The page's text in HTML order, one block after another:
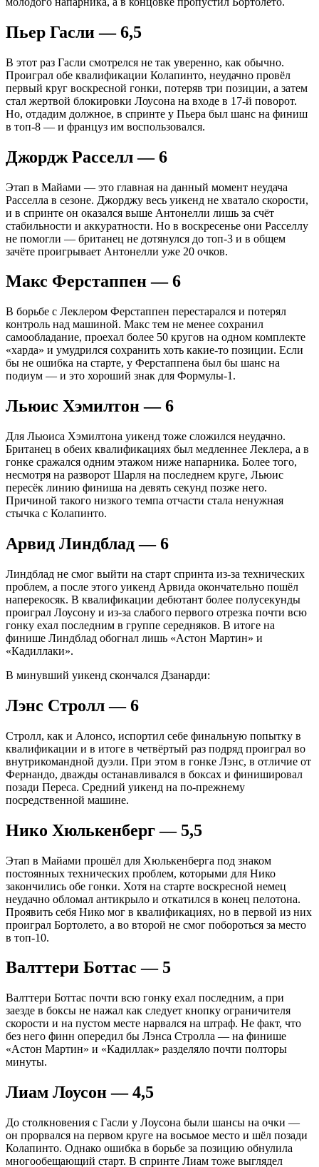
Пьер Гасли — 6,5
В этот раз Гасли смотрелся не так уверенно, как обычно.
Проиграл обе квалификации Колапинто, неудачно провёл
первый круг воскресной гонки, потеряв три позиции, а затем
стал жертвой блокировки Лоусона на входе в 17-й поворот.
Но, отдадим должное, в спринте у Пьера был шанс на финиш
в топ-8 — и француз им воспользовался.
Джордж Расселл — 6
Этап в Майами — это главная на данный момент неудача
Расселла в сезоне. Джорджу весь уикенд не хватало скорости,
и в спринте он оказался выше Антонелли лишь за счёт
стабильности и аккуратности. Но в воскресенье они Расселлу
не помогли — британец не дотянулся до топ-3 и в общем
зачёте проигрывает Антонелли уже 20 очков.
Макс Ферстаппен — 6
В борьбе с Леклером Ферстаппен перестарался и потерял
контроль над машиной. Макс тем не менее сохранил
самообладание, проехал более 50 кругов на одном комплекте
«харда» и умудрился сохранить хоть какие-то позиции. Если
бы не ошибка на старте, у Ферстаппена был бы шанс на
подиум — и это хороший знак для Формулы-1.
Льюис Хэмилтон — 6
Для Льюиса Хэмилтона уикенд тоже сложился неудачно.
Британец в обеих квалификациях был медленнее Леклера, а в
гонке сражался одним этажом ниже напарника. Более того,
несмотря на разворот Шарля на последнем круге, Льюис
пересёк линию финиша на девять секунд позже него.
Причиной такого низкого темпа отчасти стала ненужная
стычка с Колапинто.
Арвид Линдблад — 6
Линдблад не смог выйти на старт спринта из-за технических
проблем, а после этого уикенд Арвида окончательно пошёл
наперекосяк. В квалификации дебютант более полусекунды
проиграл Лоусону и из-за слабого первого отрезка почти всю
гонку ехал последним в группе середняков. В итоге на
финише Линдблад обогнал лишь «Астон Мартин» и
«Кадиллаки».
В минувший уикенд скончался Дзанарди:
Лэнс Стролл — 6
Стролл, как и Алонсо, испортил себе финальную попытку в
квалификации и в итоге в четвёртый раз подряд проиграл во
внутрикомандной дуэли. При этом в гонке Лэнс, в отличие от
Фернандо, дважды останавливался в боксах и финишировал
позади Переса. Средний уикенд на по-прежнему
посредственной машине.
Нико Хюлькенберг — 5,5
Этап в Майами прошёл для Хюлькенберга под знаком
постоянных технических проблем, которыми для Нико
закончились обе гонки. Хотя на старте воскресной немец
неудачно обломал антикрыло и откатился в конец пелотона.
Проявить себя Нико мог в квалификациях, но в первой из них
проиграл Бортолето, а во второй не смог побороться за место
в топ-10.
Валттери Боттас — 5
Валттери Боттас почти всю гонку ехал последним, а при
заезде в боксы не нажал как следует кнопку ограничителя
скорости и на пустом месте нарвался на штраф. Не факт, что
без него финн опередил бы Лэнса Стролла — на финише
«Астон Мартин» и «Кадиллак» разделяло почти полторы
минуты.
Лиам Лоусон — 4,5
До столкновения с Гасли у Лоусона были шансы на очки —
он прорвался на первом круге на восьмое место и шёл позади
Колапинто. Однако ошибка в борьбе за позицию обнулила
многообещающий старт. В спринте Лиам тоже выглядел